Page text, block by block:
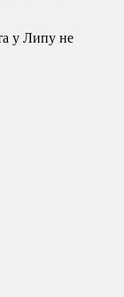
у Липу не